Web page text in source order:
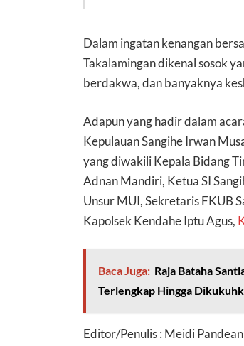
Dalam ingatan kenangan
Takalamingan dikenal sosok
berdakwa, dan banyaknya
Adapun yang hadir dalam
Kepulauan Sangihe Irwan
yang diwakili Kepala Bidang
Adnan Mandiri, Ketua SI
Unsur MUI, Sekretaris FKUB
Kapolsek Kendahe Iptu Agus,
Baca Juga: Raja Bataha
Terlengkap Hingga
Editor/Penulis : Meidi Pandean